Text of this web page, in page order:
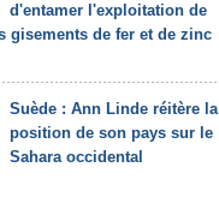
d'entamer l'exploitation de
gisements de fer et de zinc
Suède : Ann Linde réitère la
position de son pays sur le
Sahara occidental